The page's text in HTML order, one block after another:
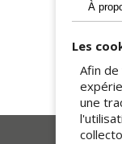
France
sous 5
remis
pour
À
Les
Afin
une